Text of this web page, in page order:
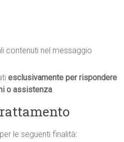
contenuti nel messaggio
esclusivamente per rispondere
o assistenza.
le seguenti finalità: